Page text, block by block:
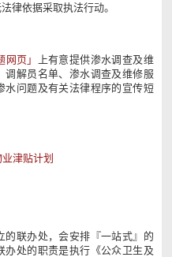
律依据采取执法行动。
网页」
上有意提供渗水调查及维
调解员名单、渗水调查及维修服
水问题及有关法律程序的宣传短
津贴计划
的联办处，会安排『一站式』的
办处的职责是执行《公众卫生及